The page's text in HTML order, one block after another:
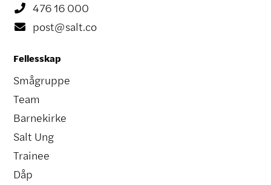
 476 16 000
 post@salt.co
Fellesskap
Smågruppe
Team
Barnekirke
Salt Ung
Trainee
Dåp